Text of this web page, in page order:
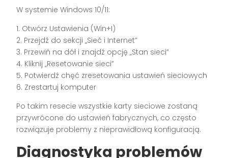
W systemie Windows 10/11:
1. Otwórz Ustawienia (Win+I)
2. Przejdź do sekcji „Sieć i Internet”
3. Przewiń na dół i znajdź opcję „Stan sieci”
4. Kliknij „Resetowanie sieci”
5. Potwierdź chęć zresetowania ustawień sieciowych
6. Zrestartuj komputer
Po takim resecie wszystkie karty sieciowe zostaną
przywrócone do ustawień fabrycznych, co często
rozwiązuje problemy z nieprawidłową konfiguracją.
Diagnostyka problemów